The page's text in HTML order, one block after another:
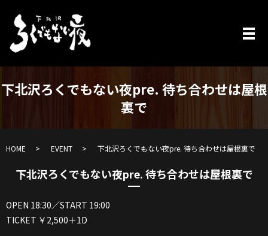
下北沢ろくでもない夜pre. 待ち合わせは屋根
裏で
HOME EVENT 下北沢ろくでもない夜pre. 待ち合わせは屋根裏で
下北沢ろくでもない夜pre. 待ち合わせは屋根裏で
OPEN 18:30／START 19:00
TICKET ￥2,500＋1D